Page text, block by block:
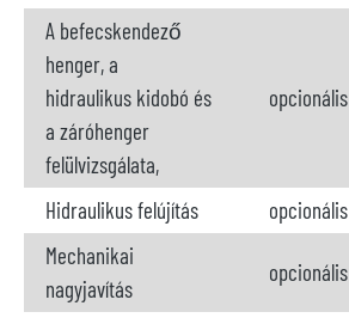
A befecskendező
henger, a
hidraulikus kidobó és
a záróhenger
felülvizsgálata,
opcionális
Hidraulikus felújítás opcionális
Mechanikai
nagyjavítás
opcionális